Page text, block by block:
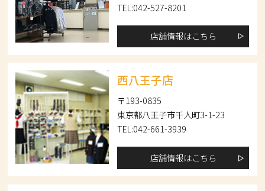
TEL:042-527-8201
店舗情報はこちら
西八王子店
〒193-0835
東京都八王子市千人町3-1-23
TEL:042-661-3939
店舗情報はこちら